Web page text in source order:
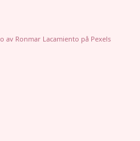
av Ronmar Lacamiento på Pexels